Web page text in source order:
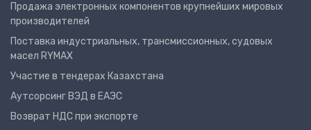
Продажа электронных компонентов крупнейших мировых
производителей
Поставка индустриальных, трансмиссионных, судовых
масел RYMAX
Участие в тендерах Казахстана
Аутсорсинг ВЭД в ЕАЭС
Возврат НДС при экспорте